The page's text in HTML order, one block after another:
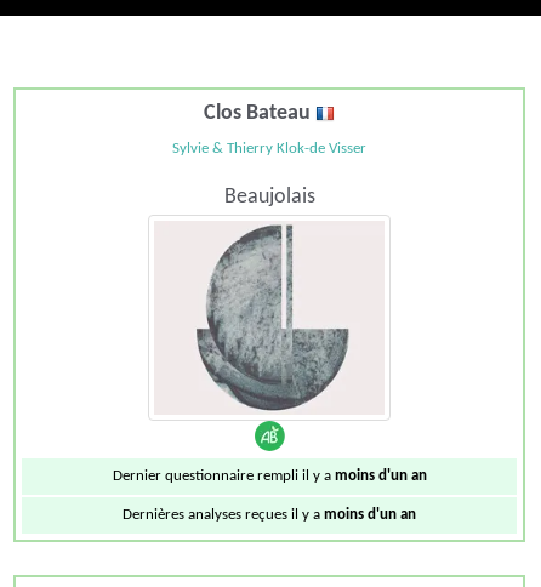
Clos Bateau
Sylvie & Thierry Klok-de Visser
Beaujolais
Dernier questionnaire rempli il y a moins d'un an
Dernières analyses reçues il y a moins d'un an